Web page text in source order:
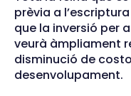
prèvia a
que la inversió per
veurà àmpliament
disminució de
desenvolupament.